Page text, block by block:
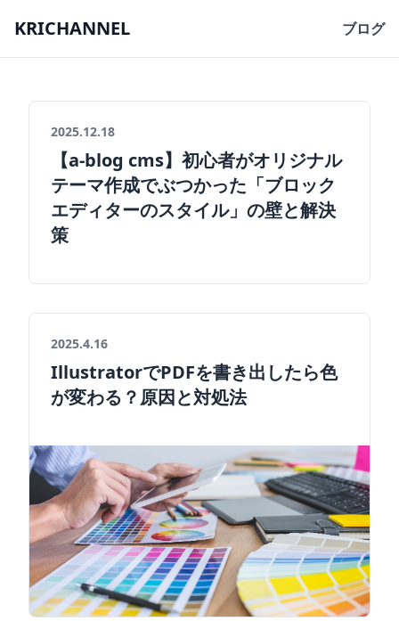
KRICHANNEL ブログ
2025.12.18
【a-blog cms】初心者がオリジナル
テーマ作成でぶつかった「ブロック
エディターのスタイル」の壁と解決
策
2025.4.16
IllustratorでPDFを書き出したら色
が変わる？原因と対処法